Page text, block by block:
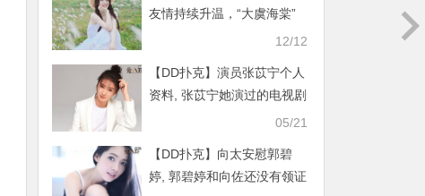
友情持续升温，“大虞海棠”
12/12
【DD扑克】演员张苡宁个人
资料, 张苡宁她演过的电视剧
05/21
【DD扑克】向太安慰郭碧
婷, 郭碧婷和向佐还没有领证